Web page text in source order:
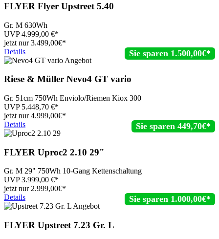
FLYER Flyer Upstreet 5.40
Gr. M 630Wh
UVP4.999,00 €*
jetzt nur3.499,00€*
Sie sparen 1.500,00€*
Details
Riese & Müller Nevo4 GT vario
Gr. 51cm 750Wh Enviolo/Riemen Kiox 300
UVP 5.448,70 €*
jetzt nur4.999,00€*
Sie sparen 449,70€*
Details
FLYER Uproc2 2.10 29"
Gr. M 29" 750Wh 10-Gang Kettenschaltung
UVP3.999,00 €*
jetzt nur2.999,00€*
Sie sparen 1.000,00€*
Details
FLYER Upstreet 7.23 Gr. L